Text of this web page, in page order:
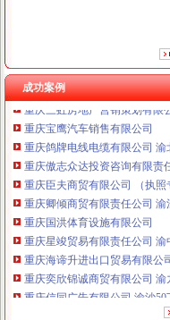
成功案例
重庆奕欣锦诚商贸有限公司 渝
重庆信同广告有限公司 渝沙50
重庆三虹房地产营销策划有限
重庆宝鹰汽车销售有限公司
重庆鸽牌电线电缆有限公司 渝
重庆傲志众达投资咨询有限责
重庆臣夫商贸有限公司 （执照
重庆卿倾商贸有限责任公司 渝
重庆国洪体育设施有限公司
重庆星竣贸易有限责任公司 渝
重庆海谛升进出口贸易有限公
重庆奕欣锦诚商贸有限公司 渝
重庆信同广告有限公司 渝沙50
重庆三虹房地产营销策划有限